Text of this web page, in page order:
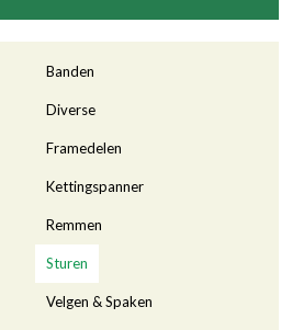
Banden
Diverse
Framedelen
Kettingspanner
Remmen
Sturen
Velgen & Spaken